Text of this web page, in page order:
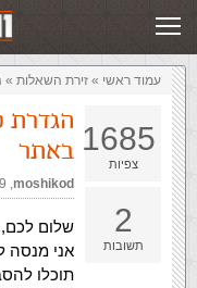
זירת השאלות
עמוד ראשי » ‏זירת השאלות‏ »
1685
צפיות
2
תשובות
הגדרת
באתר
moshikod
,‏ 9 במרץ, 2012
שלום לכם,
אני מנסה
תוכלו